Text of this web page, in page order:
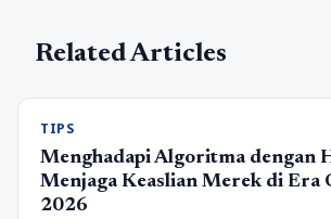
Related Articles
TIPS
Menghadapi Algoritma dengan
Menjaga Keaslian Merek di Era
2026